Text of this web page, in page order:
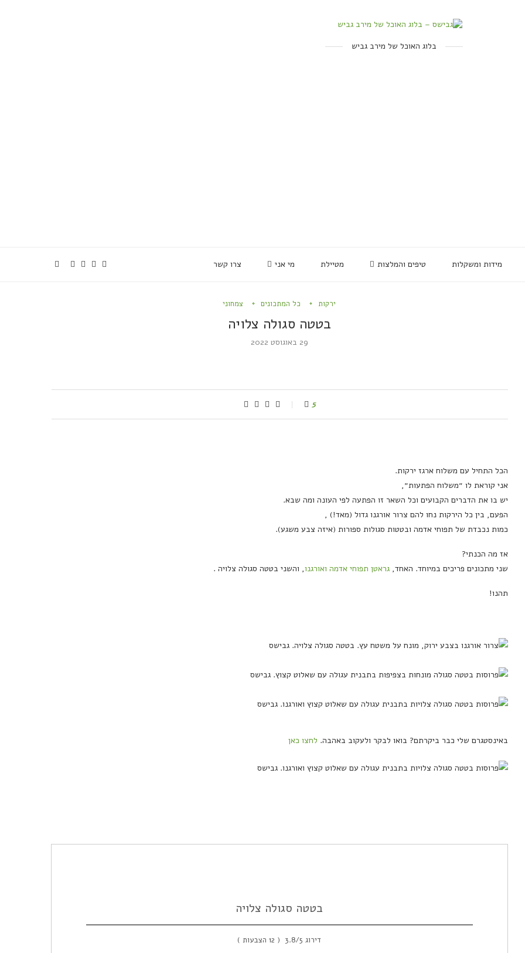
בלוג האוכל של מירב גביש
מידות ומשקלות טיפים והמלצות מטיילת מי אני צרו קשר
ירקות כל המתכונים צמחוני
בטטה סגולה צלויה
29 באוגוסט 2022
5
הכל התחיל עם משלוח ארגז ירקות.
אני קוראת לו ״משלוח הפתעות״,
יש בו את הדברים הקבועים וכל השאר זו הפתעה לפי העונה ומה שבא.
הפעם, בין כל הירקות נחו להם צרור אורגנו גדול (מאד!) ,
כמות נכבדת של תפוחי אדמה ובטטות סגולות ספורות (איזה צבע משגע).
אז מה הכנתי?
שני מתכונים פריכים במיוחד. האחד,גראטן תפוחי אדמה ואורגנו, והשני בטטה סגולה צלויה .
תהנו!
באינסטגרם שלי כבר ביקרתם? בואו לבקר ולעקוב באהבה. לחצו כאן
בטטה סגולה צלויה
דירוג 3.8/5
(
12הצבעות )